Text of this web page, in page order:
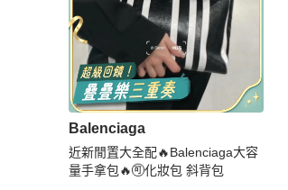
Balenciaga
近新閒置大全配🔥Balenciaga大容
量手拿包🔥🉑化妝包 斜背包